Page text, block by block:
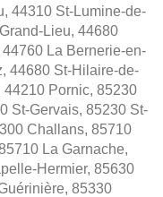
44310 St-Lumine-de-
Lieu, 44680
La Bernerie-en-
44680 St-Hilaire-de-
Pornic, 85230
St-Gervais, 85230 St-
Challans, 85710
La Garnache,
Hermier, 85630
85330